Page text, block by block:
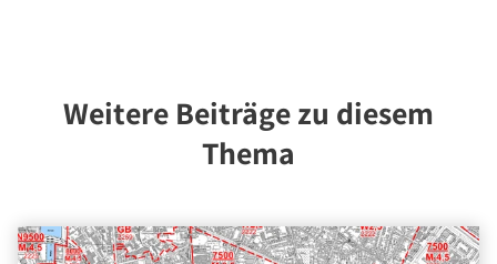
Weitere Beiträge zu diesem
Thema